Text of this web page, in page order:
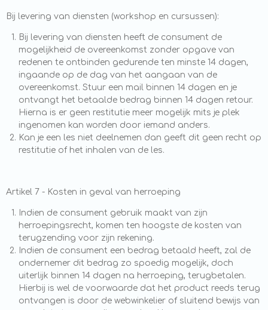
Bij levering van diensten (workshop en cursussen):
Bij levering van diensten heeft de consument de
mogelijkheid de overeenkomst zonder opgave van
redenen te ontbinden gedurende ten minste 14 dagen,
ingaande op de dag van het aangaan van de
overeenkomst. Stuur een mail binnen 14 dagen en je
ontvangt het betaalde bedrag binnen 14 dagen retour.
Hierna is er geen restitutie meer mogelijk mits je plek
ingenomen kan worden door iemand anders.
Kan je een les niet deelnemen dan geeft dit geen recht op
restitutie of het inhalen van de les.
Artikel 7 - Kosten in geval van herroeping
Indien de consument gebruik maakt van zijn
herroepingsrecht, komen ten hoogste de kosten van
terugzending voor zijn rekening.
Indien de consument een bedrag betaald heeft, zal de
ondernemer dit bedrag zo spoedig mogelijk, doch
uiterlijk binnen 14 dagen na herroeping, terugbetalen.
Hierbij is wel de voorwaarde dat het product reeds terug
ontvangen is door de webwinkelier of sluitend bewijs van